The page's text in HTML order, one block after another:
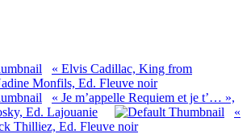
« Elvis Cadillac, King from
Monfils, Ed. Fleuve noir
« Je m’appelle Requiem et je t’… »,
Ed. Lajouanie
«
Thilliez, Ed. Fleuve noir